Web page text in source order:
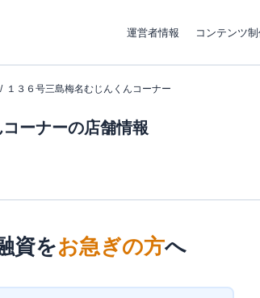
運営者情報 コンテンツ
１３６号三島梅名むじんくんコーナー
ーナーの店舗情報
資をお急ぎの方へ